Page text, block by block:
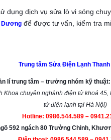
dụng dịch vụ sửa lò vi sóng
Dương để được tư vấn, kiểm tra
Trung tâm Sửa Điện Lạnh
lí trung tâm – trưởng nhóm kỹ
Khoa chuyên nghành điện tử khoá
tử điện lạnh tại Hà Nội)
Hotline: 0986.544.589 –
592 ngách 80 Trường Chinh,